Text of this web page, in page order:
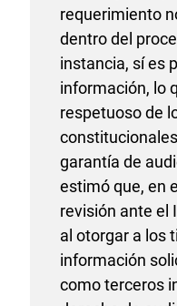
requerimiento
dentro del
instancia, sí es
información, lo
respetuoso de
garantía de
estimó que, en
revisión ante el
al otorgar a los
información
como terceros